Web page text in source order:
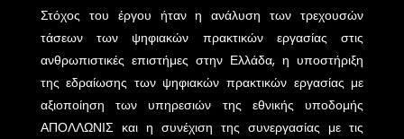
Στόχος του έργου ήταν η ανάλυση των τρεχουσών
τάσεων των ψηφιακών πρακτικών εργασίας στις
ανθρωπιστικές επιστήμες στην Ελλάδα, η υποστήριξη
της εδραίωσης των ψηφιακών πρακτικών εργασίας με
αξιοποίηση των υπηρεσιών της εθνικής υποδομής
ΑΠΟΛΛΩΝΙΣ και η συνέχιση της συνεργασίας με τις